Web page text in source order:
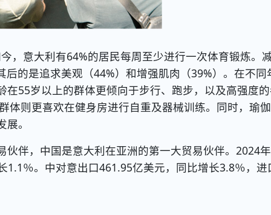
意大利有64%的居民每周至少进行一次体育锻炼。
的是追求美观（44%）和增强肌肉（39%）。在不同
在55岁以上的群体更倾向于步行、跑步，以及高强度
体则更喜欢在健身房进行自重及器械训练。同时，瑜
。
，中国是意大利在亚洲的第一大贸易伙伴。2024
1.1％。中对意出口461.95亿美元，同比增长3.8％，进